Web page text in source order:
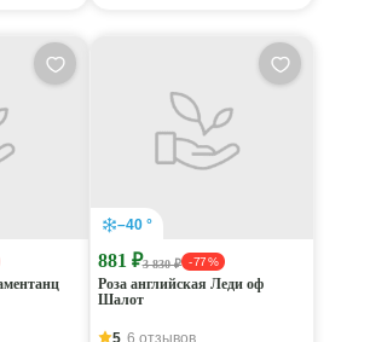
–40 °
881 ₽3 830 ₽ - 77 %
Роза английская Леди оф
Шалот
5 6 отзывов